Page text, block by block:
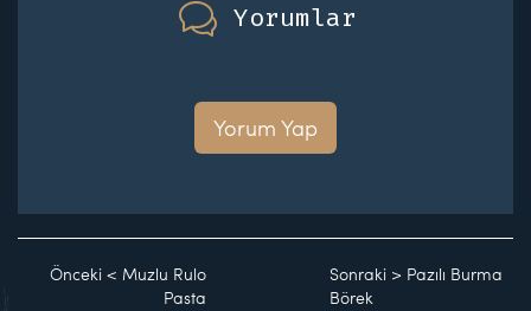
Yorumlar
Yorum Yap
Önceki < Muzlu Rulo
Pasta
Sonraki > Pazılı Burma
Börek